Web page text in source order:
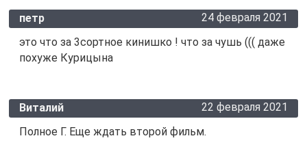
петр
24 февраля 2021
это что за 3сортное кинишко ! что за чушь ((( даже
похуже Курицына
Виталий
22 февраля 2021
Полное Г. Еще ждать второй фильм.